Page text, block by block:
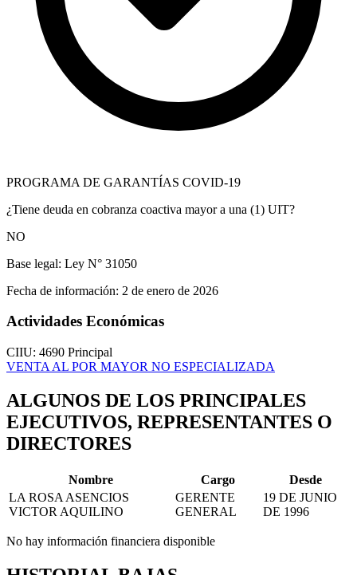
PROGRAMA DE GARANTÍAS COVID-19
¿Tiene deuda en cobranza coactiva mayor a una (1) UIT?
NO
Base legal: Ley N° 31050
Fecha de información: 2 de enero de 2026
Actividades Económicas
CIIU: 4690 Principal
VENTA AL POR MAYOR NO ESPECIALIZADA
ALGUNOS DE LOS PRINCIPALES
EJECUTIVOS, REPRESENTANTES O
DIRECTORES
Nombre Cargo
Desde
LA ROSA ASENCIOS
VICTOR AQUILINO
GERENTE
GENERAL
19 DE JUNIO
DE 1996
No hay información financiera disponible